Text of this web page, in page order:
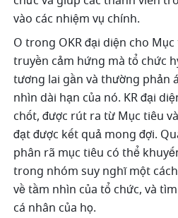
vào các nhiệm vụ chính.
O trong OKR đại diện cho
truyền cảm hứng mà tổ chức
tương lai gần và thường phản
nhìn dài hạn của nó. KR đại
chốt, được rút ra từ Mục tiêu
đạt được kết quả mong đợi.
phân rã mục tiêu có thể
trong nhóm suy nghĩ một
về tầm nhìn của tổ chức, và
cá nhân của họ.